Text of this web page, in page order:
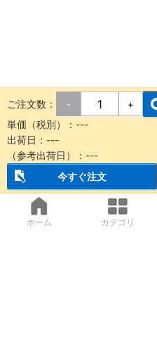
ご注文数： - +
単価（税別）： ---
出荷日： ---
（参考出荷日）： ---
今すぐ注文
ホーム カテゴリ